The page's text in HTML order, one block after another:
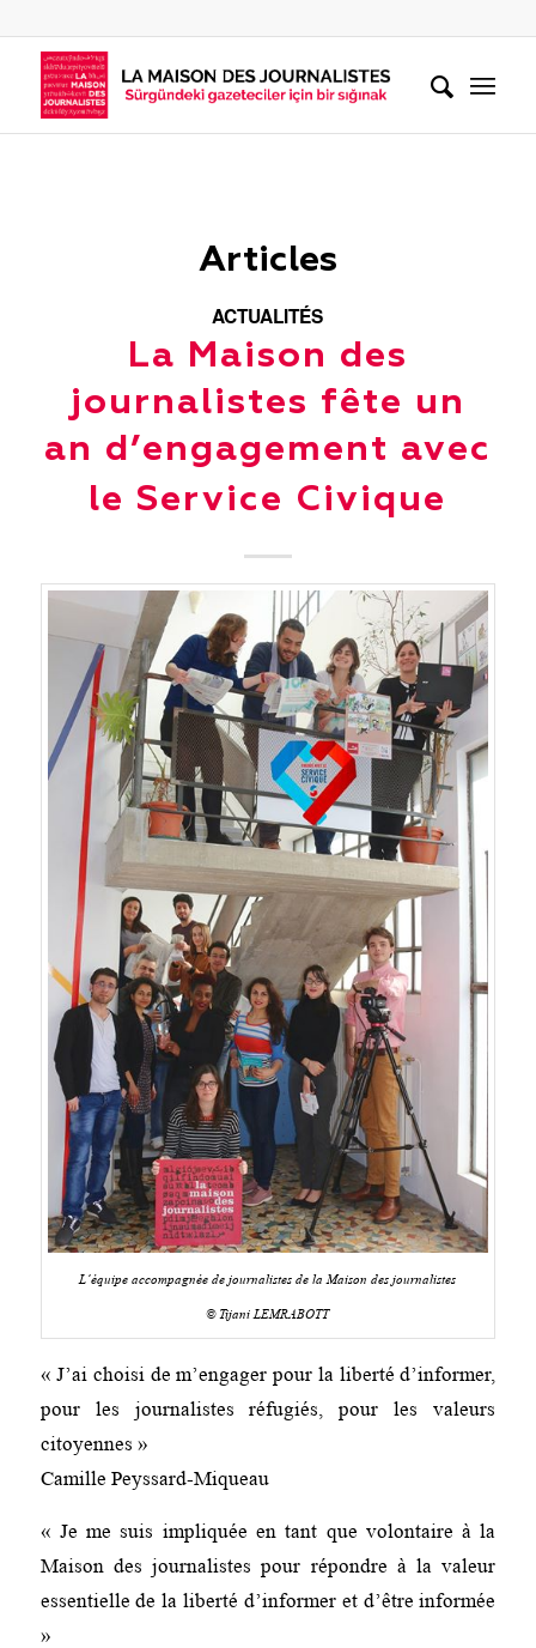
Articles
ACTUALITÉS
La Maison des
journalistes fête un
an d’engagement avec
le Service Civique
L’équipe accompagnée de journalistes de la Maison des journalistes
© Tijani LEMRABOTT
« J’ai choisi de m’engager pour la liberté d’informer,
pour les journalistes réfugiés, pour les valeurs
citoyennes »
Camille Peyssard-Miqueau
« Je me suis impliquée en tant que volontaire à la
Maison des journalistes pour répondre à la valeur
essentielle de la liberté d’informer et d’être informée
»